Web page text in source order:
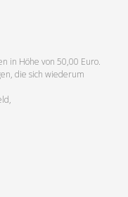
in Höhe von 50,00 Euro.
die sich wiederum